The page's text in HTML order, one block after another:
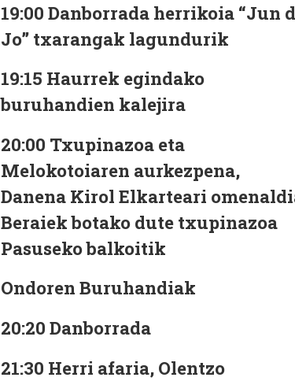
19:00 Danborrada herrikoia “Jun
Jo” txarangak lagundurik
19:15 Haurrek egindako
buruhandien kalejira
20:00 Txupinazoa eta
Melokotoiaren aurkezpena,
Danena Kirol Elkarteari
Beraiek botako dute txupinazoa
Pasuseko balkoitik
Ondoren Buruhandiak
20:20 Danborrada
21:30 Herri afaria, Olentzo